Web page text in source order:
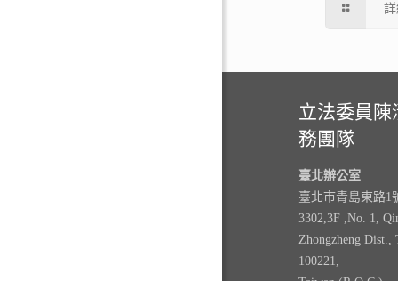
立法委員
務團隊
臺北辦公室
臺北市青島東路1
3302,3F ,No. 1,
Zhongzheng Dist.,
100221,